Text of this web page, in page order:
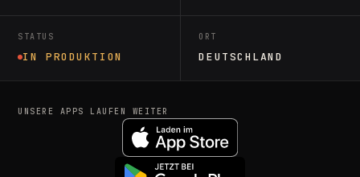
STATUS
IN PRODUKTION
ORT
DEUTSCHLAND
UNSERE APPS LAUFEN WEITER